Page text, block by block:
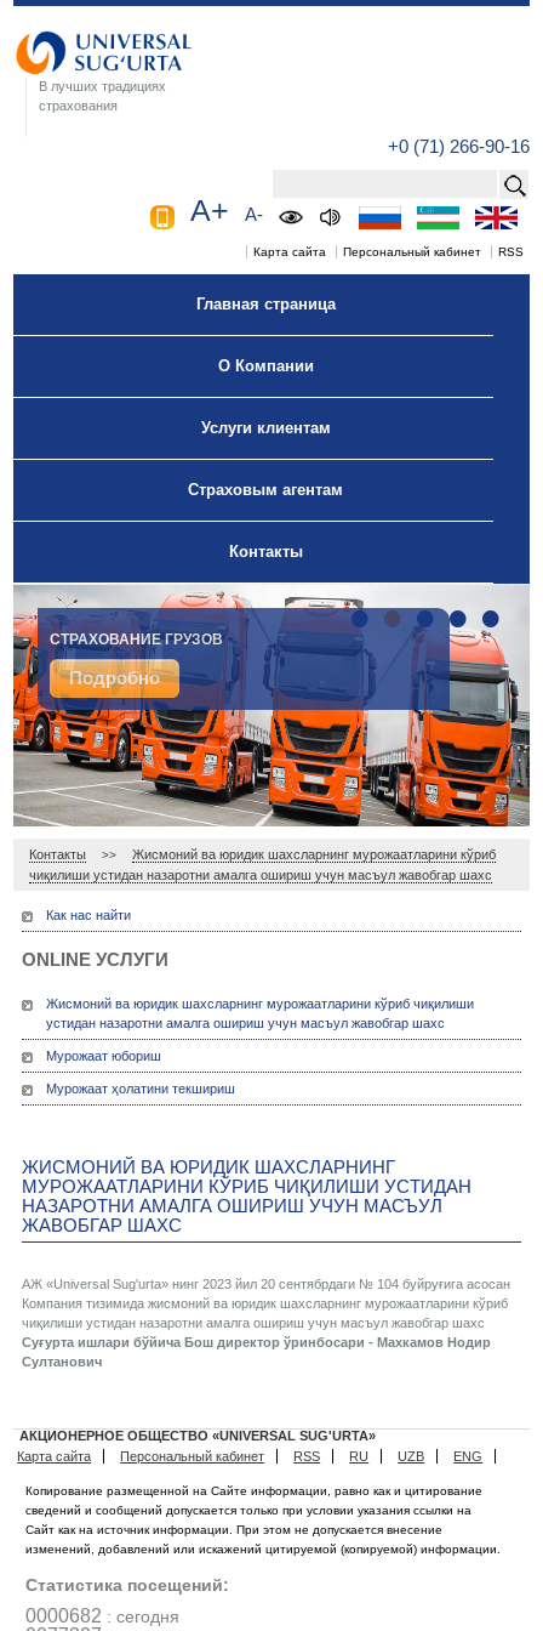
В лучших традициях
страхования
+0 (71) 266-90-16
A+ A-
Карта сайта Персональный кабинет RSS
Главная страница
О Компании
Услуги клиентам
Страховым агентам
Контакты
СТРАХОВАНИЕ ГРУЗОВ
Подробно
•••••
Контакты >>
Жисмоний ва юридик шахсларнинг мурожаатларини кўриб
чиқилиши устидан назаротни амалга ошириш учун масъул жавобгар шахс
Как нас найти
ONLINE УСЛУГИ
Жисмоний ва юридик шахсларнинг мурожаатларини кўриб чиқилиши
устидан назаротни амалга ошириш учун масъул жавобгар шахс
Мурожаат юбориш
Мурожаат ҳолатини текшириш
ЖИСМОНИЙ ВА ЮРИДИК ШАХСЛАРНИНГ
МУРОЖААТЛАРИНИ КЎРИБ ЧИҚИЛИШИ УСТИДАН
НАЗАРОТНИ АМАЛГА ОШИРИШ УЧУН МАСЪУЛ
ЖАВОБГАР ШАХС
АЖ «Universal Sug'urta» нинг 2023 йил 20 сентябрдаги № 104 буйруғига асосан
Компания тизимида жисмоний ва юридик шахсларнинг мурожаатларини кўриб
чиқилиши устидан назаротни амалга ошириш учун масъул жавобгар шахс
Суғурта ишлари бўйича Бош директор ўринбосари - Махкамов Нодир
Султанович
АКЦИОНЕРНОЕ ОБЩЕСТВО «UNIVERSAL SUG'URTA»
Карта сайта
Персональный кабинет RSS RU UZB ENG
Копирование размещенной на Сайте информации, равно как и цитирование
сведений и сообщений допускается только при условии указания ссылки на
Сайт как на источник информации. При этом не допускается внесение
изменений, добавлений или искажений цитируемой (копируемой) информации.
Статистика посещений:
0000682 : сегодня